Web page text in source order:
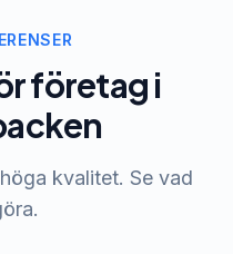
företag i
kvalitet. Se vad